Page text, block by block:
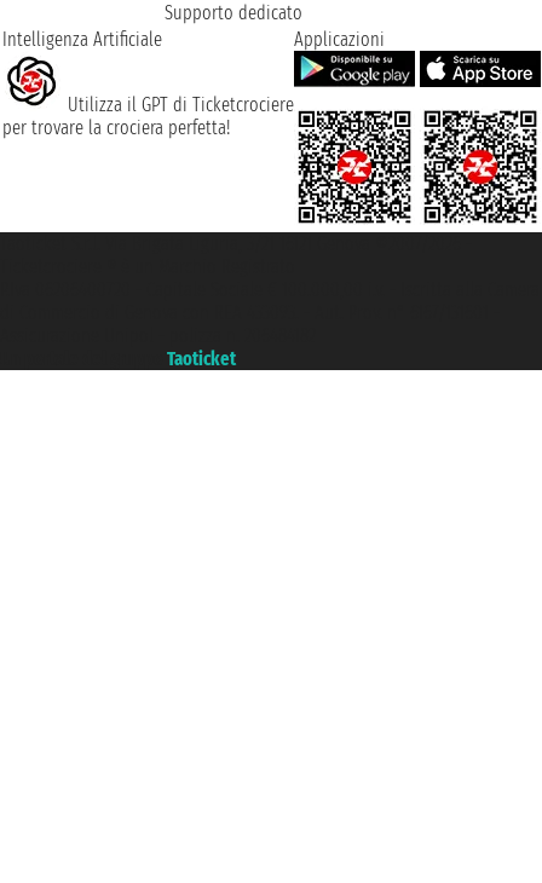
Supporto dedicato
Intelligenza Artificiale
Utilizza il GPT di Ticketcrociere
per trovare la crociera perfetta!
Applicazioni
Taoticket